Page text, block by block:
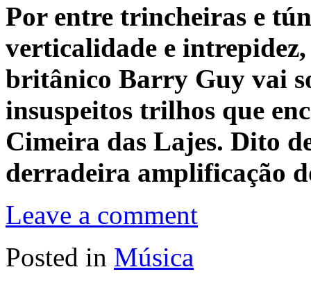
Por entre trincheiras e
verticalidade e
britânico Barry Guy vai
insuspeitos trilhos que
Cimeira das Lajes. Dito
derradeira amplificação
Leave a comment
Posted in Música